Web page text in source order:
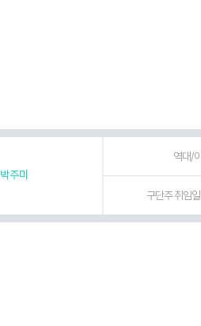
박주미
역대/
구단주 취임일